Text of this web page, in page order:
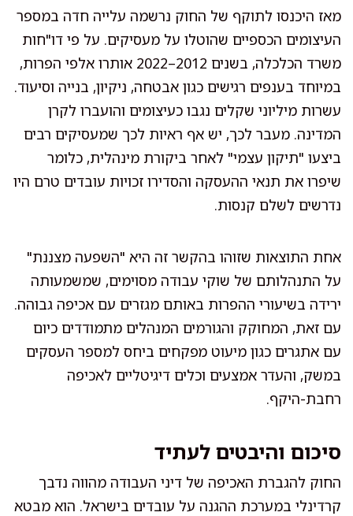
מאז היכנסו לתוקף של החוק נרשמה עלייה חדה במספר
העיצומים הכספיים שהוטלו על מעסיקים. על פי דו"חות
משרד הכלכלה, בשנים 2012–2022 אותרו אלפי הפרות,
במיוחד בענפים רגישים כגון אבטחה, ניקיון, בנייה וסיעוד.
עשרות מיליוני שקלים נגבו כעיצומים והועברו לקרן
המדינה. מעבר לכך, יש אף ראיות לכך שמעסיקים רבים
ביצעו "תיקון עצמי" לאחר ביקורת מינהלית, כלומר
שיפרו את תנאי ההעסקה והסדירו זכויות עובדים טרם היו
נדרשים לשלם קנסות.
אחת התוצאות שזוהו בהקשר זה היא "השפעה מצננת"
על התנהלותם של שוקי עבודה מסוימים, שמשמעותה
ירידה בשיעורי ההפרות באותם מגזרים עם אכיפה גבוהה.
עם זאת, המחוקק והגורמים המנהלים מתמודדים כיום
עם אתגרים כגון מיעוט מפקחים ביחס למספר העסקים
במשק, והעדר אמצעים וכלים דיגיטליים לאכיפה
רחבת-היקף.
סיכום והיבטים לעתיד
החוק להגברת האכיפה של דיני העבודה מהווה נדבך
קרדינלי במערכת ההגנה על עובדים בישראל. הוא מבטא